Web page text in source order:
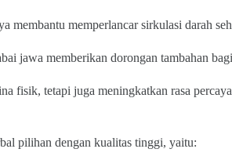
membantu memperlancar sirkulasi darah
jawa memberikan dorongan tambahan
fisik, tetapi juga meningkatkan rasa
pilihan dengan kualitas tinggi, yaitu: